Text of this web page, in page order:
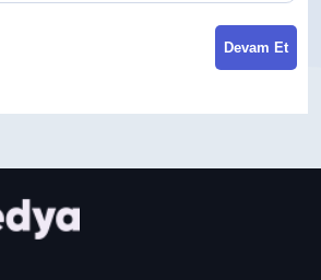
Devam Et